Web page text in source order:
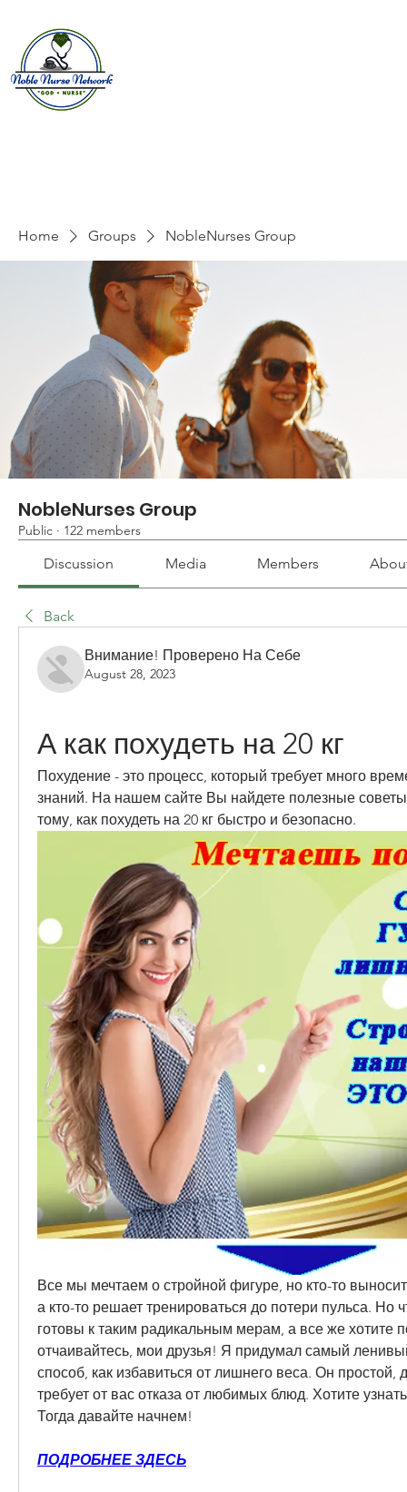
Home Groups NobleNurses Group
NobleNurses Group
Public · 122 members
Discussion Media Members
Back
Внимание! Проверено На Себе
August 28, 2023
А как похудеть на 20 кг
Похудение - это процесс, который требует много
знаний. На нашем сайте Вы найдете полезные
тому, как похудеть на 20 кг быстро и безопасно.
Все мы мечтаем о стройной фигуре, но кто-то
а кто-то решает тренироваться до потери пульса. Но
готовы к таким радикальным мерам, а все же хотите
отчаивайтесь, мои друзья! Я придумал самый
способ, как избавиться от лишнего веса. Он простой,
требует от вас отказа от любимых блюд. Хотите
Тогда давайте начнем!
ПОДРОБНЕЕ ЗДЕСЬ